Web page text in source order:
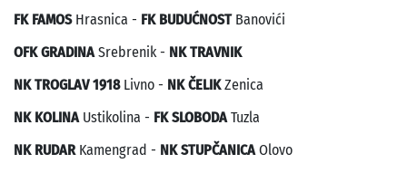
FK FAMOS Hrasnica - FK BUDUĆNOST Banovići
OFK GRADINASrebrenik - NK TRAVNIK
NK TROGLAV 1918 Livno - NK ČELIKZenica
NK KOLINA Ustikolina - FK SLOBODATuzla
NK RUDAR Kamengrad - NK STUPČANICAOlovo